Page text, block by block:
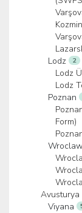
Lodz
2
Lodz
Lodz
Poznan
Form)
Wroclaw
Avusturya
Viyana